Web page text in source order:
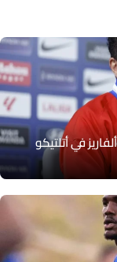
في أتلتيكو